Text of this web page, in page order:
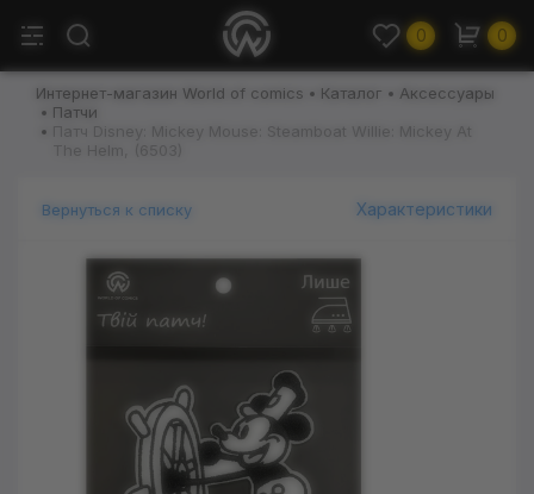
0 0
Интернет-магазин World of comics Каталог
Аксессуары
Патчи
Патч Disney: Mickey Mouse: Steamboat Willie: Mickey At
The Helm, (6503)
Вернуться к списку Характеристики